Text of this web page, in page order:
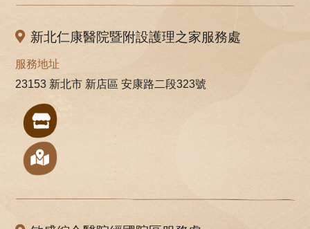
新北仁康醫院暨附設護理之家服務處
服務地址
23153 新北市 新店區 安康路二段323號